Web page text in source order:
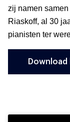
zij namen
Riaskoff, al 30
pianisten ter